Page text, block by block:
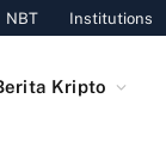
NBT Institutions
Kripto